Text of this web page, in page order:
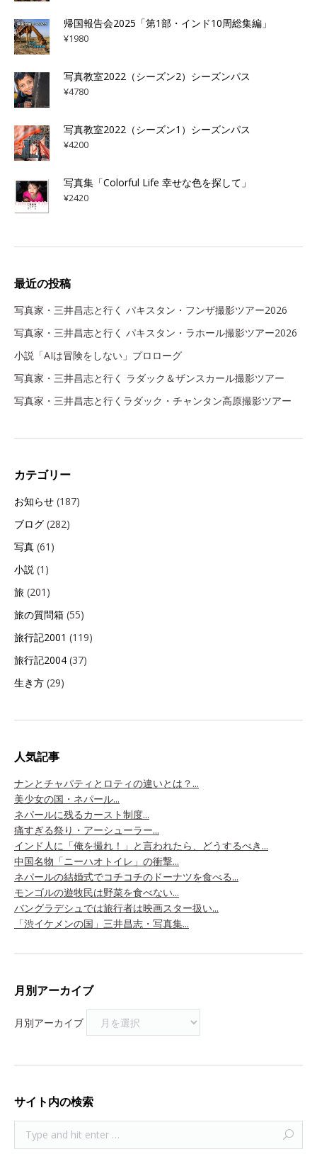
帰国報告会2025「第1部・インド10周総集編」
¥1980
写真教室2022（シーズン2）シーズンパス
¥4780
写真教室2022（シーズン1）シーズンパス
¥4200
写真集「Colorful Life 幸せな色を探して」
¥2420
最近の投稿
写真家・三井昌志と行く パキスタン・フンザ撮影ツアー2026
写真家・三井昌志と行く パキスタン・ラホール撮影ツアー2026
小説「AIは冒険をしない」プロローグ
写真家・三井昌志と行く ラダック＆ザンスカール撮影ツアー
写真家・三井昌志と行くラダック・チャンタン高原撮影ツアー
カテゴリー
お知らせ (187)
ブログ (282)
写真 (61)
小説 (1)
旅 (201)
旅の質問箱 (55)
旅行記2001 (119)
旅行記2004 (37)
生き方 (29)
人気記事
ナンとチャパティとロティの違いとは？...
美少女の国・ネパール...
ネパールに残るカースト制度...
痛すぎる祭り・アーシューラー...
インド人に「俺を撮れ！」と言われたら、どうするべき...
中国名物「ニーハオトイレ」の衝撃...
ネパールの結婚式でコチコチのドーナツを食べる...
モンゴルの遊牧民は野菜を食べない...
バングラデシュでは旅行者は映画スター扱い...
「渋イケメンの国」三井昌志・写真集...
月別アーカイブ
月別アーカイブ
サイト内の検索